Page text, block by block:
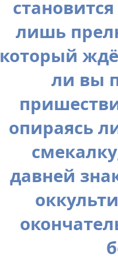
лишь
который
ли вы
опираясь
давней